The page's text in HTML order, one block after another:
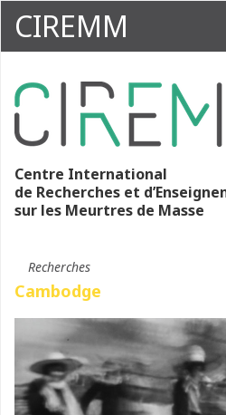
CIREMM
Centre International
de Recherches et
sur les Meurtres de Masse
Recherches
Cambodge